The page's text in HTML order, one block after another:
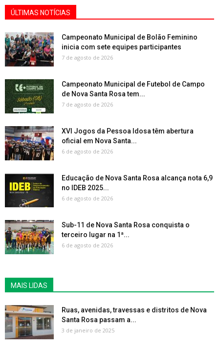
ÚLTIMAS NOTÍCIAS
Campeonato Municipal de Bolão Feminino
inicia com sete equipes participantes
7 de agosto de 2026
Campeonato Municipal de Futebol de Campo
de Nova Santa Rosa tem...
7 de agosto de 2026
XVI Jogos da Pessoa Idosa têm abertura
oficial em Nova Santa...
6 de agosto de 2026
Educação de Nova Santa Rosa alcança nota 6,9
no IDEB 2025...
6 de agosto de 2026
Sub-11 de Nova Santa Rosa conquista o
terceiro lugar na 1ª...
6 de agosto de 2026
MAIS LIDAS
Ruas, avenidas, travessas e distritos de Nova
Santa Rosa passam a...
3 de janeiro de 2025